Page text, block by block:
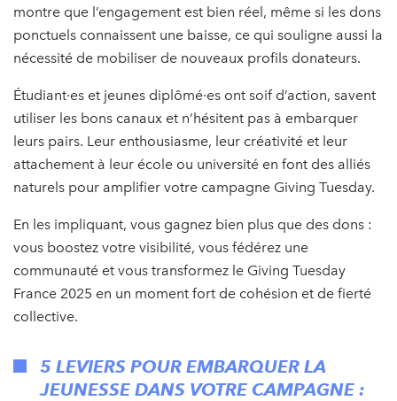
montre que l’engagement est bien réel, même si les dons
ponctuels connaissent une baisse, ce qui souligne aussi la
nécessité de mobiliser de nouveaux profils donateurs.
Étudiant·es et jeunes diplômé·es ont soif d’action, savent
utiliser les bons canaux et n’hésitent pas à embarquer
leurs pairs. Leur enthousiasme, leur créativité et leur
attachement à leur école ou université en font des alliés
naturels pour amplifier votre campagne Giving Tuesday.
En les impliquant, vous gagnez bien plus que des dons :
vous boostez votre visibilité, vous fédérez une
communauté et vous transformez le Giving Tuesday
France 2025 en un moment fort de cohésion et de fierté
collective.
5 LEVIERS POUR EMBARQUER LA
JEUNESSE DANS VOTRE CAMPAGNE :